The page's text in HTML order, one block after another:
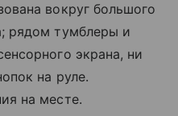
вокруг большого
рядом тумблеры и
экрана, ни
на руле.
на месте.